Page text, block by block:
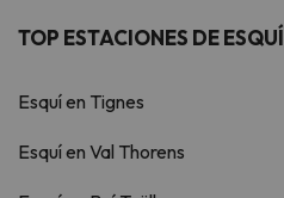
TOP ESTACIONES DE ESQUÍ
Esquí en Tignes
Esquí en Val Thorens